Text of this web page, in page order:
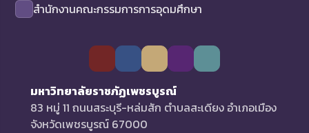
สำนักงานคณะกรรมการการอุดมศึกษา
มหาวิทยาลัยราชภัฏเพชรบูรณ์
83 หมู่ 11 ถนนสระบุรี-หล่มสัก ตำบลสะเดียง อำเภอเมือง
จังหวัดเพชรบูรณ์ 67000